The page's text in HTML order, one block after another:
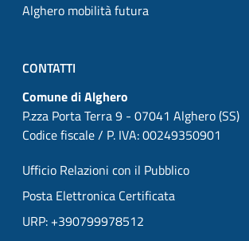
Alghero mobilità futura
CONTATTI
Comune di Alghero
P.zza Porta Terra 9 - 07041 Alghero (SS)
Codice fiscale / P. IVA: 00249350901
Ufficio Relazioni con il Pubblico
Posta Elettronica Certificata
URP: +390799978512